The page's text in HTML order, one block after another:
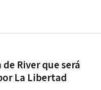
River que será
La Libertad